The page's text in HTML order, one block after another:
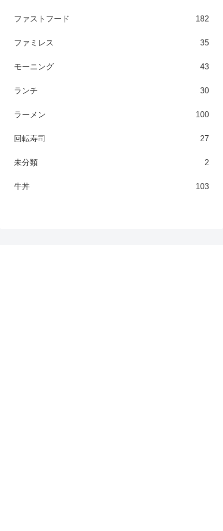
ファストフード 182
ファミレス 35
モーニング 43
ランチ 30
ラーメン 100
回転寿司 27
未分類 2
牛丼 103